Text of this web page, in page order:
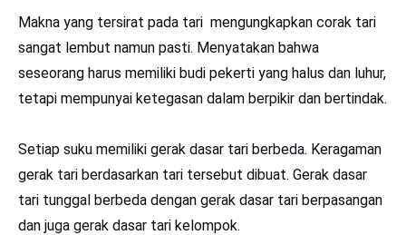
Makna yang tersirat pada tari mengungkapkan corak tari
sangat lembut namun pasti. Menyatakan bahwa
seseorang harus memiliki budi pekerti yang halus dan luhur,
tetapi mempunyai ketegasan dalam berpikir dan bertindak.
Setiap suku memiliki gerak dasar tari berbeda. Keragaman
gerak tari berdasarkan tari tersebut dibuat. Gerak dasar
tari tunggal berbeda dengan gerak dasar tari berpasangan
dan juga gerak dasar tari kelompok.